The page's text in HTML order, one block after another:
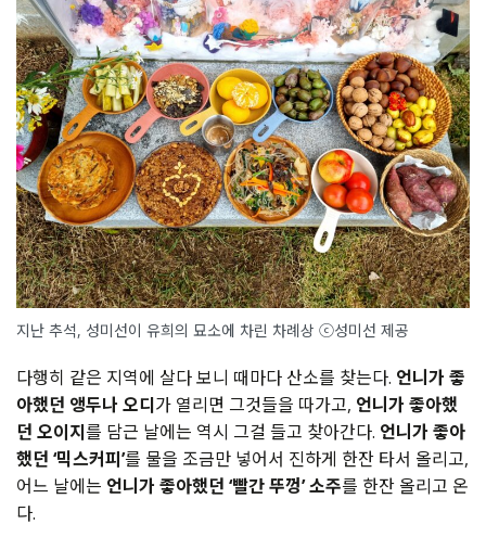
지난 추석, 성미선이 유희의 묘소에 차린 차례상 ⓒ성미선 제공
다행히 같은 지역에 살다 보니 때마다 산소를 찾는다. 언니가 좋
아했던 앵두나 오디가 열리면 그것들을 따가고, 언니가 좋아했
던 오이지를 담근 날에는 역시 그걸 들고 찾아간다. 언니가 좋아
했던 ‘믹스커피’를 물을 조금만 넣어서 진하게 한잔 타서 올리고,
어느 날에는 언니가 좋아했던 ‘빨간 뚜껑’ 소주를 한잔 올리고 온
다.